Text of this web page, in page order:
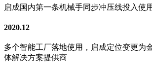
启成国内第一条机械手同步冲压线投入使用
2020.12
多个智能工厂落地使用，启成定位变更为
体解决方案提供商